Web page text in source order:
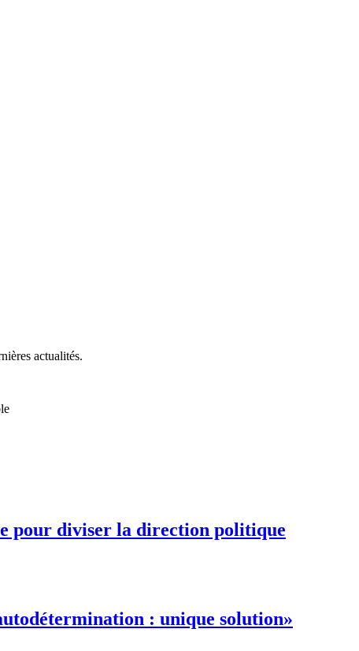
actualités.
pour diviser la direction politique
: unique solution»